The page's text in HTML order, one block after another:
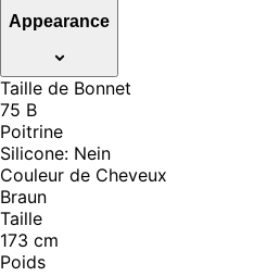
Appearance
Taille de Bonnet
75 B
Poitrine
Silicone: Nein
Couleur de Cheveux
Braun
Taille
173 cm
Poids